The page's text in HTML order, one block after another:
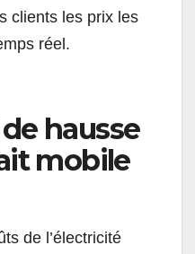
clients les prix les
réel.
hausse
mobile
de l’électricité